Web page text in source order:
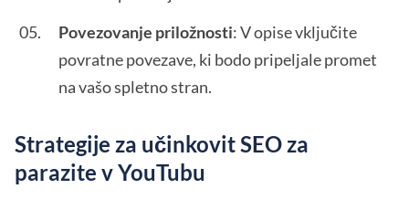
Povezovanje priložnosti: V opise vključite
povratne povezave, ki bodo pripeljale promet
na vašo spletno stran.
Strategije za učinkovit SEO za
parazite v YouTubu